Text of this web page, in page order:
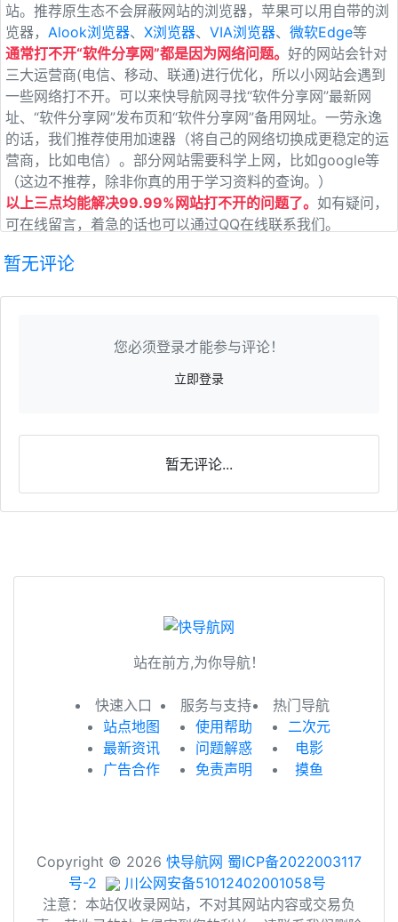
站。推荐原生态不会屏蔽网站的浏览器，苹果可以用自带的浏
览器， Alook浏览器、 X浏览器、 VIA浏览器、 微软Edge等
通常打不开“软件分享网”都是因为网络问题。 好的网站会针对
三大运营商(电信、移动、联通)进行优化，所以小网站会遇到
一些网络打不开。可以来快导航网寻找“软件分享网”最新网
址、“软件分享网”发布页和“软件分享网”备用网址。一劳永逸
的话，我们推荐使用加速器（将自己的网络切换成更稳定的运
营商，比如电信）。部分网站需要科学上网，比如google等
（这边不推荐，除非你真的用于学习资料的查询。）
以上三点均能解决99.99%网站打不开的问题了。 如有疑问，
可在线留言，着急的话也可以通过QQ在线联系我们。
暂无评论
您必须登录才能参与评论！
立即登录
暂无评论...
站在前方,为你导航！
快速入口
站点地图
最新资讯
广告合作
服务与支持
使用帮助
问题解惑
免责声明
热门导航
二次元
电影
摸鱼
Copyright © 2026 快导航网 蜀ICP备2022003117
号-2
川公网安备51012402001058号
注意：本站仅收录网站，不对其网站内容或交易负